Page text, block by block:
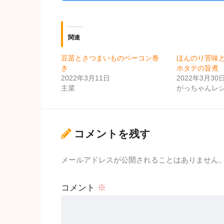
関連
豆苗とさつまいものベーコン巻
き
2022年3月11日
主菜
ほんのり苦味
ホタテの旨煮
2022年3月30
がっちゃんレ
コメントを残す
メールアドレスが公開されることはありません
コメント ※